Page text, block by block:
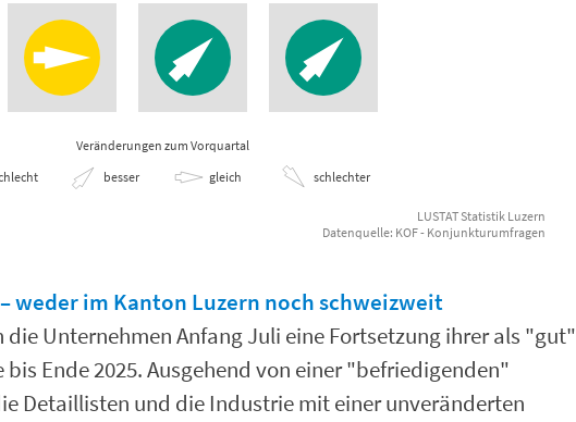
Ende 2. Quartal 2025
Veränderungen zum Vorquartal
besser gleich schlechter
LUSTAT Statistik Luzern
Datenquelle: KOF - Konjunkturumfragen
weder im Kanton Luzern noch schweizweit
Unternehmen Anfang Juli eine Fortsetzung ihrer als "gut"
Ende 2025. Ausgehend von einer "befriedigenden"
Detaillisten und die Industrie mit einer unveränderten